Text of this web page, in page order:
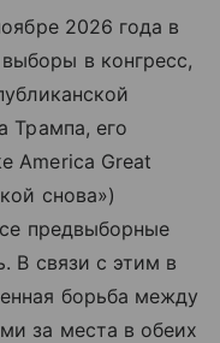
2026 года в
в конгресс,
Трампа, его
America Great
снова»)
предвыборные
В связи с этим в
борьба между
за места в обеих